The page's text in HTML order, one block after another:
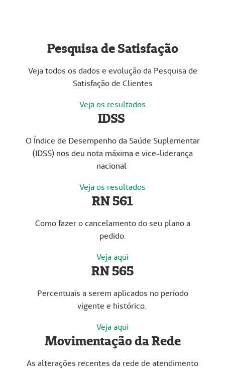
Pesquisa de Satisfação
Veja todos os dados e evolução da Pesquisa de
Satisfação de Clientes
Veja os resultados
IDSS
O Índice de Desempenho da Saúde Suplementar
(IDSS) nos deu nota máxima e vice-liderança
nacional
Veja os resultados
RN 561
Como fazer o cancelamento do seu plano a
pedido.
Veja aqui
RN 565
Percentuais a serem aplicados no período
vigente e histórico.
Veja aqui
Movimentação da Rede
As alterações recentes da rede de atendimento